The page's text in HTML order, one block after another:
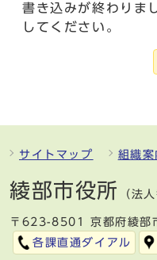
書き込みが終わりま
してください。
サイトマップ 組織案
綾部市役所 （法
〒623-8501 京都府綾部
各課直通ダイアル